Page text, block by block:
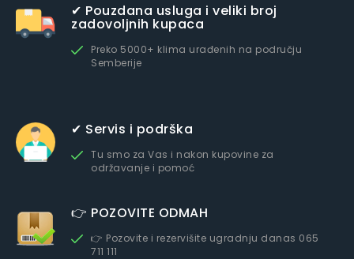
✔ Pouzdana usluga i veliki broj
zadovoljnih kupaca
Preko 5000+ klima urađenih na području
Semberije
✔ Servis i podrška
Tu smo za Vas i nakon kupovine za
održavanje i pomoć
👉 POZOVITE ODMAH
👉 Pozovite i rezervišite ugradnju danas 065
711 111